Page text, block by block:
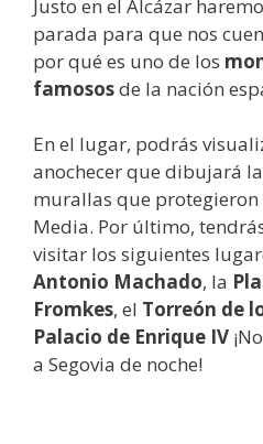
Justo en el Alcázar
parada para que nos
por qué es uno de los
famososde la nación
En el lugar, podrás
anochecer que dibujará
murallas que protegieron
Media. Por último,
visitar los siguientes
Antonio Machado, la
Fromkes, el Torreón de
Palacio de Enrique IV
a Segovia de noche!